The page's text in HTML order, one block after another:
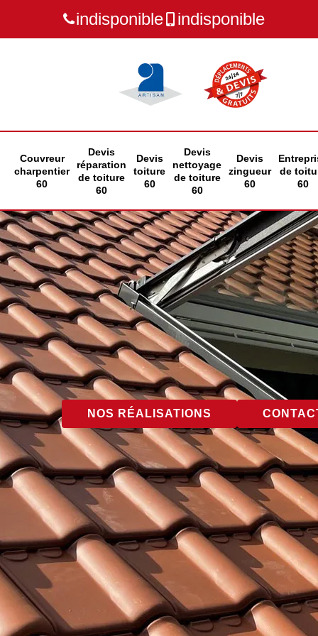
indisponible indisponible
Couvreur
charpentier
60
Devis
réparation
de toiture
60
Devis
toiture
60
Devis
nettoyage
de toiture
60
Devis
zingueur
60
de
60
NOS RÉALISATIONS